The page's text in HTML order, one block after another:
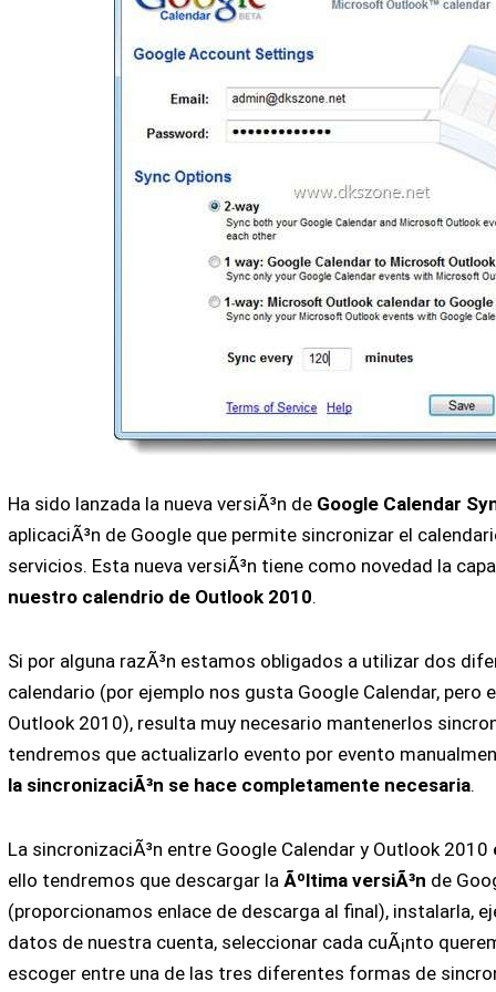
Ha sido lanzada la nueva versiÃ³n de Google Calendar
aplicaciÃ³n de Google que permite sincronizar el
servicios. Esta nueva versiÃ³n tiene como novedad la
nuestro calendrio de Outlook 2010.
Si por alguna razÃ³n estamos obligados a utilizar dos
calendario (por ejemplo nos gusta Google Calendar, pero
Outlook 2010), resulta muy necesario mantenerlos
tendremos que actualizarlo evento por evento
la sincronizaciÃ³n se hace completamente necesaria.
La sincronizaciÃ³n entre Google Calendar y Outlook 2010
ello tendremos que descargar la Ãºltima versiÃ³n de
(proporcionamos enlace de descarga al final), instalarla,
datos de nuestra cuenta, seleccionar cada cuÃ¡nto
escoger entre una de las tres diferentes formas de